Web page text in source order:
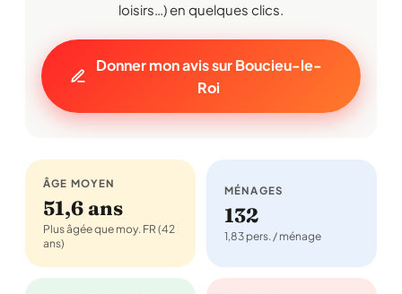
loisirs…) en quelques clics.
Donner mon avis sur Boucieu-le-
Roi
ÂGE MOYEN
51,6 ans
Plus âgée que moy. FR (42
ans)
MÉNAGES
132
1,83 pers. / ménage